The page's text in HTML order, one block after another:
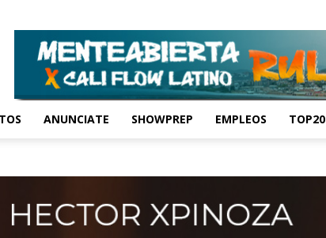
ANUNCIATE SHOWPREP EMPLEOS TOP20